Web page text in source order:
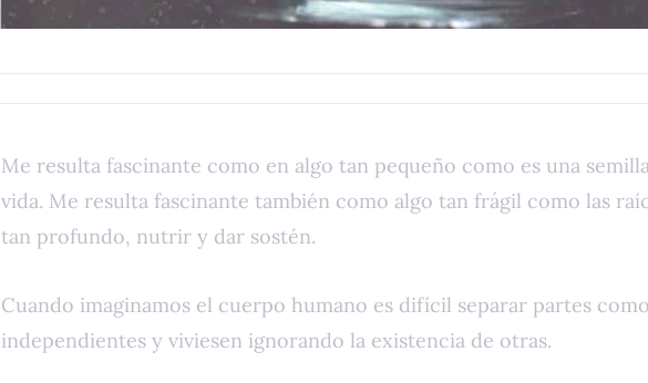
Me resulta fascinante como en algo tan pequeño como es una
vida. Me resulta fascinante también como algo tan frágil como las
tan profundo, nutrir y dar sostén.
Cuando imaginamos el cuerpo humano es difícil separar partes
independientes y viviesen ignorando la existencia de otras.